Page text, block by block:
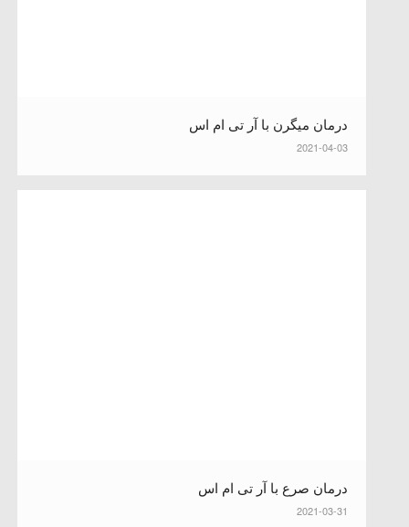
درمان میگرن با آر تی ام اس
2021-04-03
درمان صرع با آر تی ام اس
2021-03-31